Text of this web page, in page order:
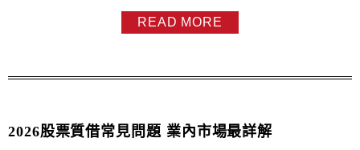
增，優選ETF (有15檔)：2.5%優選ETF(15檔)如下：0050
元大台灣500056 元大高股息006208 富邦台50006...
READ MORE
2026股票質借常見問題 業內市場最詳解